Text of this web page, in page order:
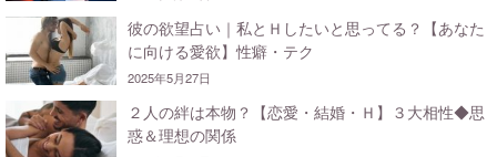
彼の欲望占い｜私とＨしたいと思ってる？【あなた
に向ける愛欲】性癖・テク
2025年5月27日
２人の絆は本物？【恋愛・結婚・Ｈ】３大相性◆思
惑＆理想の関係